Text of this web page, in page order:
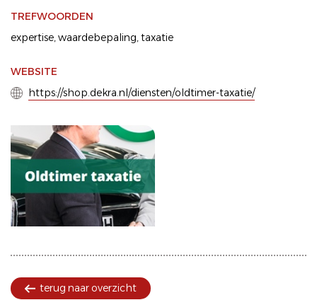
TREFWOORDEN
expertise,waardebepaling,taxatie
WEBSITE
https://shop.dekra.nl/diensten/oldtimer-taxatie/
terug naar overzicht